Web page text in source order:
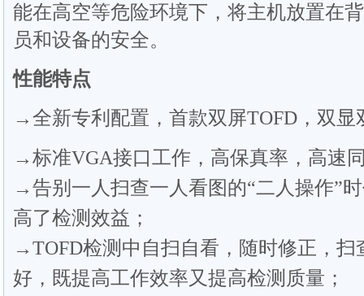
能在高空等危险环境下，将主机放置在
员和设备的安全。
性能特点
→全新专利配置，首款双屏TOFD，双显
→标准VGA接口工作，高保真率，高速
→告别一人扫查一人看图的“二人操作”
高了检测效益；
→TOFD检测中自扫自看，随时修正，扫
好，既提高工作效率又提高检测质量；